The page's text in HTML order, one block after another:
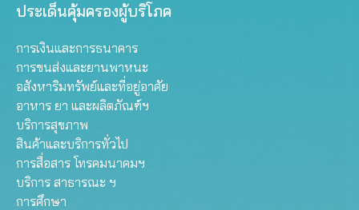
ประเด็นคุ้มครองผู้บริโภค
การเงินและการธนาคาร
การขนส่งและยานพาหนะ
อสังหาริมทรัพย์และที่อยู่อาศัย
อาหาร ยา และผลิตภัณฑ์ฯ
บริการสุขภาพ
สินค้าและบริการทั่วไป
การสื่อสาร โทรคมนาคมฯ
บริการ สาธารณะ ฯ
การศึกษา